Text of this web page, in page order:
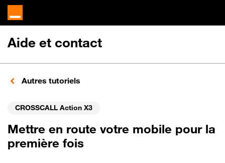
Aide et contact
Autres tutoriels
CROSSCALL Action X3
Mettre en route votre mobile pour la
première fois